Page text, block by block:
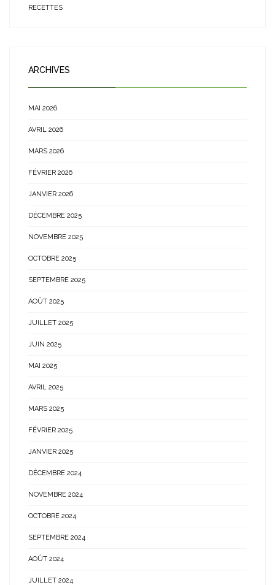
RECETTES
ARCHIVES
MAI 2026
AVRIL 2026
MARS 2026
FÉVRIER 2026
JANVIER 2026
DÉCEMBRE 2025
NOVEMBRE 2025
OCTOBRE 2025
SEPTEMBRE 2025
AOÛT 2025
JUILLET 2025
JUIN 2025
MAI 2025
AVRIL 2025
MARS 2025
FÉVRIER 2025
JANVIER 2025
DÉCEMBRE 2024
NOVEMBRE 2024
OCTOBRE 2024
SEPTEMBRE 2024
AOÛT 2024
JUILLET 2024